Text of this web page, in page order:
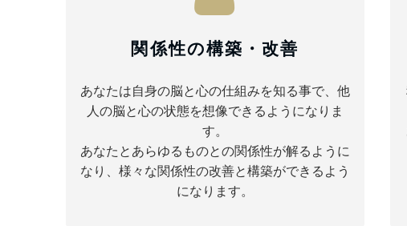
関係性の構築・改善
あなたは自身の脳と心の仕組みを知る事で、他
人の脳と心の状態を想像できるようになりま
す。
あなたとあらゆるものとの関係性が解るように
なり、様々な関係性の改善と構築ができるよう
になります。